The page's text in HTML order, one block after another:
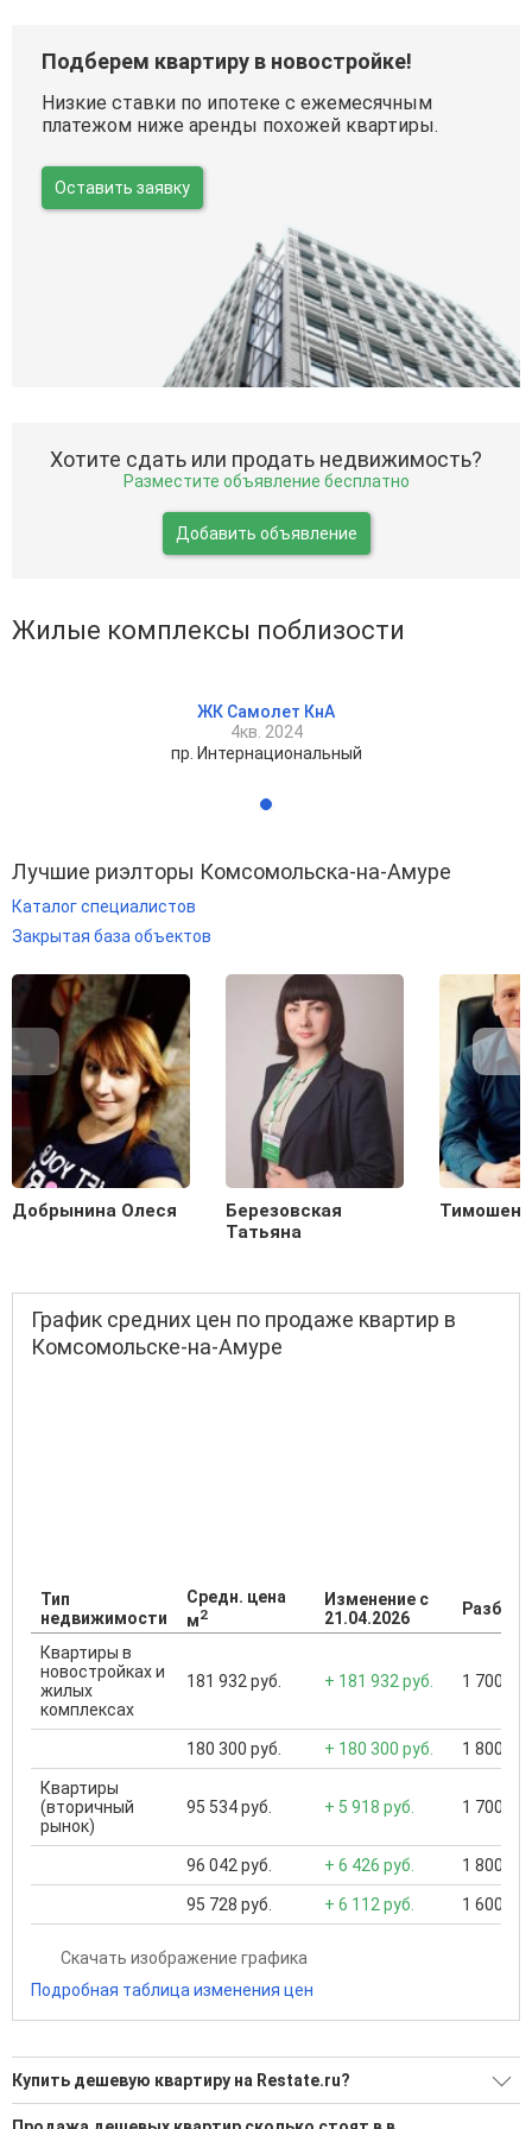
Подберем квартиру в новостройке!
Низкие ставки по ипотеке с ежемесячным
платежом ниже аренды похожей квартиры.
Оставить заявку
Хотите сдать или продать недвижимость?
Разместите объявление бесплатно
Добавить объявление
Жилые комплексы поблизости
ЖК Самолет КнА
4кв. 2024
пр. Интернациональный
Лучшие риэлторы Комсомольска-на-Амуре
Каталог специалистов
Закрытая база объектов
Добрынина Олеся
Березовская
Татьяна
График средних цен по продаже квартир в
Комсомольске-на-Амуре
Тип
недвижимости
Средн. цена
м2
Изменение с
21.04.2026
Квартиры в
новостройках и
жилых
комплексах
181 932 руб. + 181 932 руб. 1 700
180 300 руб. + 180 300 руб. 1 800
Квартиры
(вторичный
рынок)
95 534 руб. + 5 918 руб. 1 700
96 042 руб. + 6 426 руб. 1 800
95 728 руб. + 6 112 руб. 1 600
Скачать изображение графика
Подробная таблица изменения цен
Купить дешевую квартиру на Restate.ru?